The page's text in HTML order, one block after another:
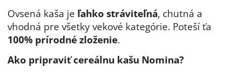
Ovsená kaša je ľahko stráviteľná, chutná a
vhodná pre všetky vekové kategórie. Poteší ťa
100% prírodné zloženie.
Ako pripraviť cereálnu kašu Nomina?